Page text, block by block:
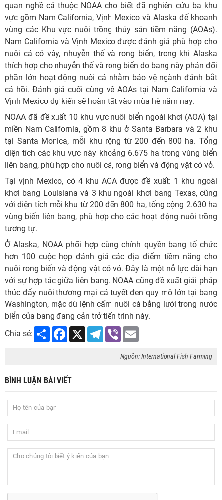
quan nghề cá thuộc NOAA cho biết đã nghiên cứu ba khu
vực gồm Nam California, Vịnh Mexico và Alaska để khoanh
vùng các Khu vực nuôi trồng thủy sản tiềm năng (AOAs).
Nam California và Vịnh Mexico được đánh giá phù hợp cho
nuôi cá có vây, nhuyễn thể và rong biển, trong khi Alaska
thích hợp cho nhuyễn thể và rong biển do bang này phản đối
phần lớn hoạt động nuôi cá nhằm bảo vệ ngành đánh bắt
cá hồi. Đánh giá cuối cùng về AOAs tại Nam California và
Vịnh Mexico dự kiến sẽ hoàn tất vào mùa hè năm nay.
NOAA đã đề xuất 10 khu vực nuôi biển ngoài khơi (AOA) tại
miền Nam California, gồm 8 khu ở Santa Barbara và 2 khu
tại Santa Monica, mỗi khu rộng từ 200 đến 800 ha. Tổng
diện tích các khu vực này khoảng 6.675 ha trong vùng biển
liên bang, phù hợp cho nuôi cá, rong biển và động vật có vỏ.
Tại vịnh Mexico, có 4 khu AOA được đề xuất: 1 khu ngoài
khơi bang Louisiana và 3 khu ngoài khơi bang Texas, cũng
với diện tích mỗi khu từ 200 đến 800 ha, tổng cộng 2.630 ha
vùng biển liên bang, phù hợp cho các hoạt động nuôi trồng
tương tự.
Ở Alaska, NOAA phối hợp cùng chính quyền bang tổ chức
hơn 100 cuộc họp đánh giá các địa điểm tiềm năng cho
nuôi rong biển và động vật có vỏ. Đây là một nỗ lực dài hạn
với sự hợp tác giữa liên bang. NOAA cũng đề xuất giải pháp
thúc đẩy nuôi thương mại cá tuyết đen quy mô lớn tại bang
Washington, mặc dù lệnh cấm nuôi cá bằng lưới trong nước
biển của bang đang cản trở tiến trình này.
Chia sẻ:
Share Facebook
X Telegram
Viber
Nguồn: International Fish Farming
BÌNH LUẬN BÀI VIẾT